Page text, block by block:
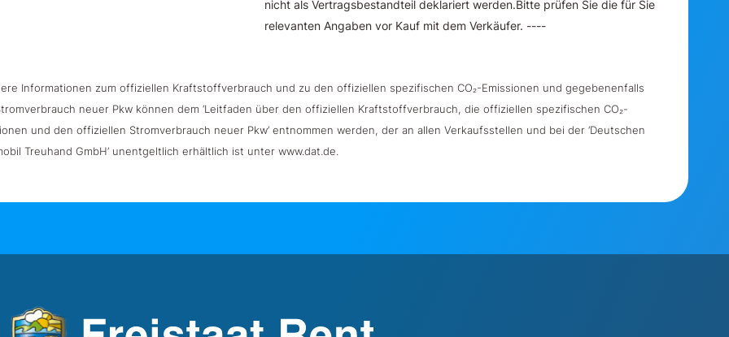
nicht als Vertragsbestandteil deklariert werden.Bitte prüfen Sie die für Sie
relevanten Angaben vor Kauf mit dem Verkäufer. ----
Informationen zum offiziellen Kraftstoffverbrauch und zu den offiziellen spezifischen CO₂-Emissionen und gegebenenfalls
neuer Pkw können dem ‘Leitfaden über den offiziellen Kraftstoffverbrauch, die offiziellen spezifischen CO₂-
und den offiziellen Stromverbrauch neuer Pkw’ entnommen werden, der an allen Verkaufsstellen und bei der ‘Deutschen
Treuhand GmbH’ unentgeltlich erhältlich ist unter www.dat.de.